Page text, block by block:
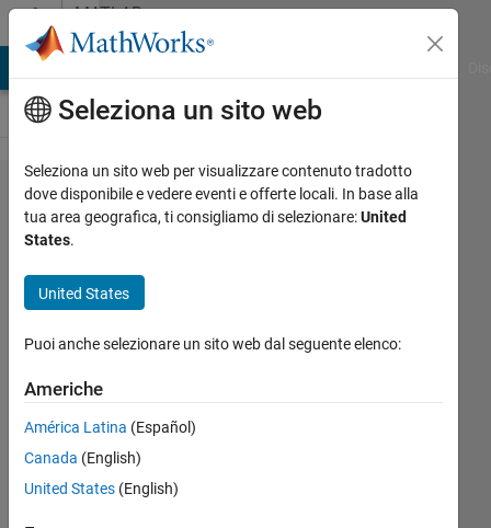
Vai al contenutoMATLAB
Answers
finding
the
include
sermet
6 Gen
2024
1
Seleziona un sito web
Seleziona un sito web per visualizzare contenuto tradotto
dove disponibile e vedere eventi e offerte locali. In base alla
tua area geografica, ti consigliamo di selezionare:United
States.
United States
Puoi anche selezionare un sito web dal seguente elenco:
Americhe
América Latina (Español)
Canada (English)
United States (English)